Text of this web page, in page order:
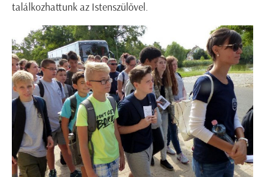
találkozhattunk az Istenszülővel.